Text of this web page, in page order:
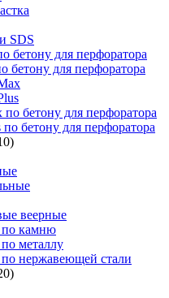
SDS
бетону для перфоратора
бетону для перфоратора
бетону для перфоратора
бетону для перфоратора
веерные
по камню
металлу
нержавеющей стали